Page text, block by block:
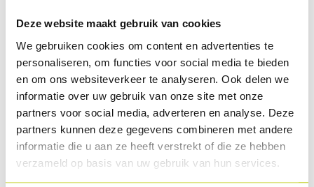
Deze website maakt gebruik van cookies
We gebruiken cookies om content en advertenties te
personaliseren, om functies voor social media te bieden
en om ons websiteverkeer te analyseren. Ook delen we
informatie over uw gebruik van onze site met onze
partners voor social media, adverteren en analyse. Deze
partners kunnen deze gegevens combineren met andere
informatie die u aan ze heeft verstrekt of die ze hebben
verzameld op basis van uw gebruik van hun services.
Gebakken Kalkoenrollade
Referentie: 104
Omschrijving
Kalkoenbovendij in 'entrecôte-vorm' gepresenteerd.